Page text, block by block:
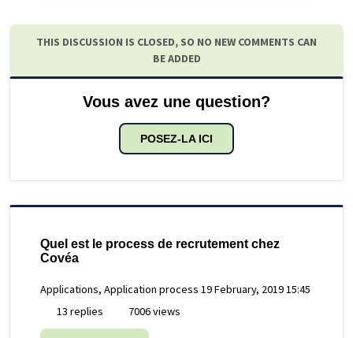
THIS DISCUSSION IS CLOSED, SO NO NEW COMMENTS CAN
BE ADDED
Vous avez une question?
POSEZ-LA ICI
Quel est le process de recrutement chez
Covéa
Applications, Application process 19 February, 2019 15:45
13 replies
7006 views